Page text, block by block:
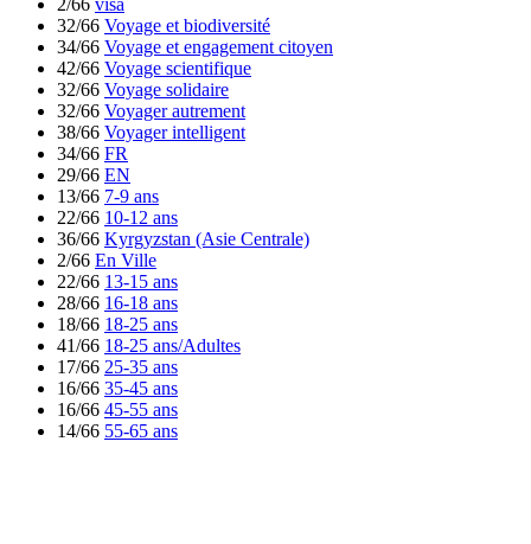
2/66 visa
32/66 Voyage et biodiversité
34/66 Voyage et engagement citoyen
42/66 Voyage scientifique
32/66 Voyage solidaire
32/66 Voyager autrement
38/66 Voyager intelligent
34/66 FR
29/66 EN
13/66 7-9 ans
22/66 10-12 ans
36/66 Kyrgyzstan (Asie Centrale)
2/66 En Ville
22/66 13-15 ans
28/66 16-18 ans
18/66 18-25 ans
41/66 18-25 ans/Adultes
17/66 25-35 ans
16/66 35-45 ans
16/66 45-55 ans
14/66 55-65 ans